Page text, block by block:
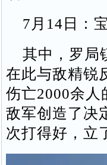
7月14日‌：
其中，‌罗局
在此与敌精锐
伤亡2000余人
敌军创造了决
次打得好，立